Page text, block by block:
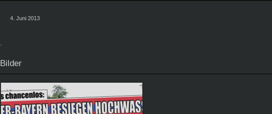
4. Juni 2013
Bilder